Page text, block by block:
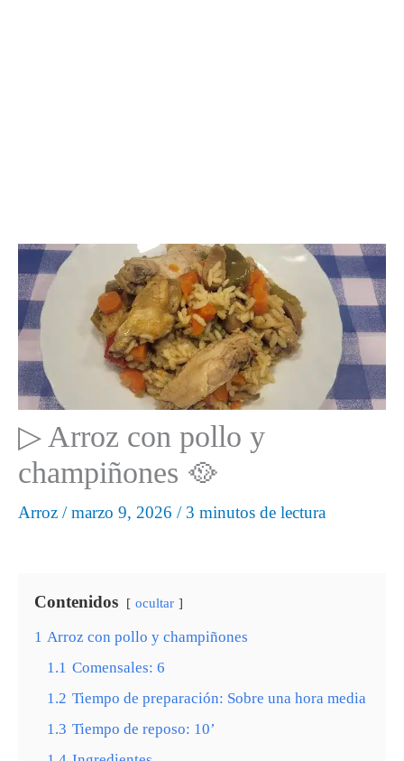
▷ Arroz con pollo y
champiñones 🥘
Arroz /marzo 9, 2026 / 3 minutos de lectura
Contenidos ocultar
1 Arroz con pollo y champiñones
1.1 Comensales: 6
1.2 Tiempo de preparación: Sobre una hora media
1.3 Tiempo de reposo: 10’